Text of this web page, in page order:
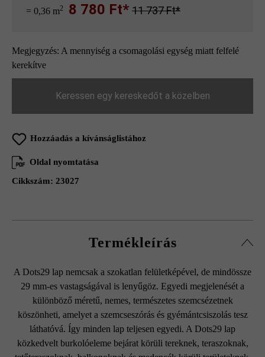
= 0,36 m2 8 780 Ft* 11 737 Ft*
Megjegyzés: A mennyiség a csomagolási egység miatt felfelé
kerekítve
Keressen egy kereskedőt a közelben
Hozzáadás a kívánságlistához
Oldal nyomtatása
Cikkszám: 23027
Termékleírás
A Dots29 lap nemcsak a szokatlan felületképével, de mindössze
29 mm-es vastagságával is lenyűgöz. Egyedi megjelenését a
különböző méretű, nemes, természetes szemcsézetnek
köszönheti, amelyet a szemcseszórás és gyémántcsiszolás tesz
láthatóvá. Így minden lap teljesen egyedi. A Dots29 lap
közkedvelt burkolóeleme bejárat körüli tereknek, teraszoknak,